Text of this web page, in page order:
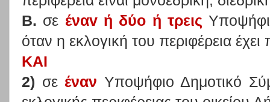
Β. σε έναv ή δύο ή τρεις
όταν η εκλογική του περιφέρεια
KAI
2) σε έναν Υποψήφιο Δημοτικό